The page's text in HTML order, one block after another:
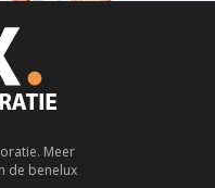
Meer
de benelux